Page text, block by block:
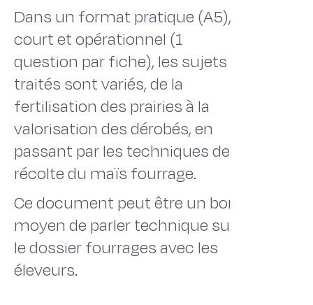
Dans un format pratique (A5),
court et opérationnel (1
question par fiche), les sujets
traités sont variés, de la
fertilisation des prairies à la
valorisation des dérobés, en
passant par les techniques de
récolte du maïs fourrage.
Ce document peut être un bon
moyen de parler technique sur
le dossier fourrages avec les
éleveurs.